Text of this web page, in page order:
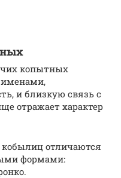
копытных
именами,
и близкую связь с
отражает характер
отличаются
формами: